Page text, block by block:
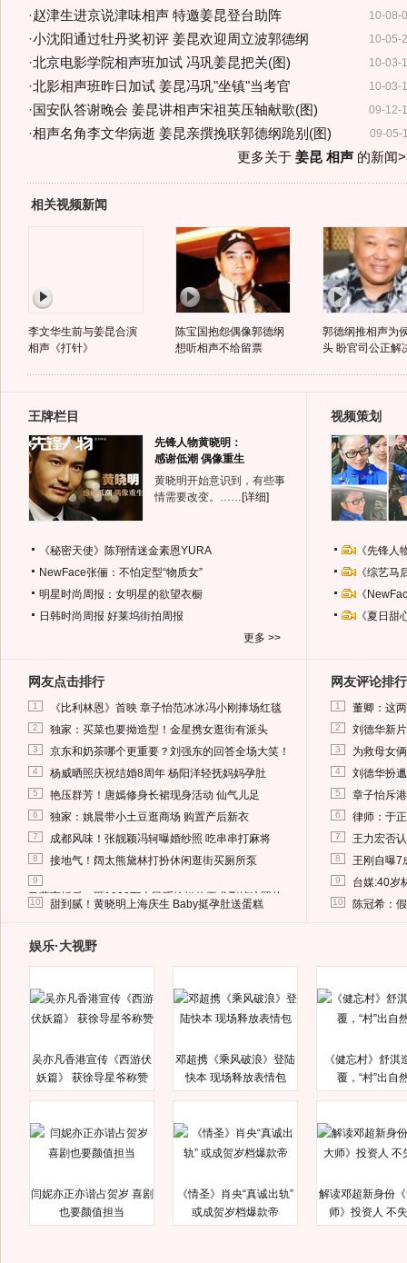
10-08-
·赵津生进京说津味相声 特邀姜昆登台助阵
10-05-
·小沈阳通过牡丹奖初评 姜昆欢迎周立波郭德纲
10-03-
·北京电影学院相声班加试 冯巩姜昆把关(图)
10-03-
·北影相声班昨日加试 姜昆冯巩"坐镇"当考官
09-12-
· 国安队答谢晚会 姜昆讲相声宋祖英压轴献歌(图)
09-05-
·相声名角李文华病逝 姜昆亲撰挽联郭德纲跪别(图)
更多关于 姜昆 相声的新闻
相关视频新闻
李文华生前与姜昆合演
相声《打针》
陈宝国抱怨偶像郭德纲
想听相声不给留票
郭德纲推相声为
头 盼官司公正解
王牌栏目
先锋人物黄晓明：
感谢低潮 偶像重生
黄晓明开始意识到，有些事
情需要改变。…… [详细]
《秘密天使》陈翔情迷金素恩YURA
NewFace张俪：不怕定型“物质女”
明星时尚周报：女明星的欲望衣橱
日韩时尚周报 好莱坞街拍周报
更多 >>
视频策划
《先锋
《综艺
《
《夏日
网友点击排行
1 《比利林恩》首映 章子怡范冰冰冯小刚捧场红毯
2 独家：买菜也要拗造型！金星携女逛街有派头
3 京东和奶茶哪个更重要？刘强东的回答全场大笑！
4 杨威晒照庆祝结婚8周年 杨阳洋轻抚妈妈孕肚
5 艳压群芳！唐嫣修身长裙现身活动 仙气儿足
6 独家：姚晨带小土豆逛商场 购置产后新衣
7 成都风味！张靓颖冯轲曝婚纱照 吃串串打麻将
8 接地气！阔太熊黛林打扮休闲逛街买厕所泵
9
马蓉离婚后，砸1000万人民币给媒体要求删掉这照片
10 甜到腻！黄晓明上海庆生 Baby挺孕肚送蛋糕
网友评论排行
1 董卿：这
2 刘德华新
3 为救母女
4 刘德华扮
5 章子怡斥
6 律师：于
7 王力宏否
8 王刚自曝7
9 台媒:40岁
10 陈冠希：
娱乐·大视野
吴亦凡香港宣传《西游伏
妖篇》 获徐导星爷称赞
邓超携《乘风破浪》登陆
快本 现场释放表情包
《健忘村》舒淇
覆，“村”出自
闫妮亦正亦谐占贺岁 喜剧
也要颜值担当
《情圣》肖央“真诚出轨”
或成贺岁档爆款帝
解读邓超新身份
师》投资人 不